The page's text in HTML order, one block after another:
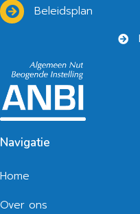
Beleidsplan
Navigatie
Home
Over ons